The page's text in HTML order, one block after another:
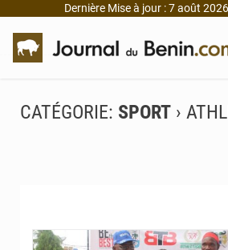
Dernière Mise à jour : 7 août
CATÉGORIE: SPORT ›